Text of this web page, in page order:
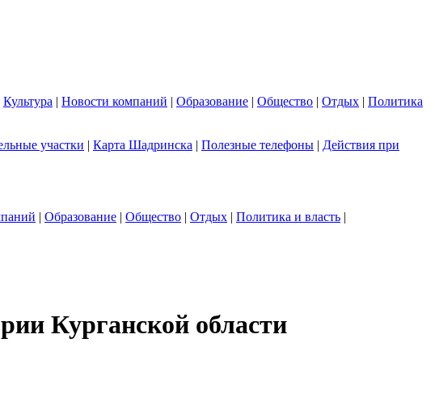
Культура | Новости компаний | Образование | Общество | Отдых | Политика
участки | Карта Шадринска | Полезные телефоны | Действия при
| Образование | Общество | Отдых | Политика и власть |
Курганской области